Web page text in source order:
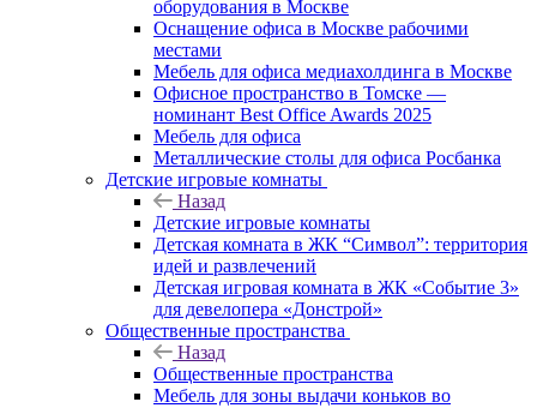
оборудования в Москве
Оснащение офиса в Москве рабочими
местами
Мебель для офиса медиахолдинга в Москве
Офисное пространство в Томске —
номинант Best Office Awards 2025
Мебель для офиса
Металлические столы для офиса Росбанка
Детские игровые комнаты
Назад
Детские игровые комнаты
Детская комната в ЖК “Символ”: территория
идей и развлечений
Детская игровая комната в ЖК «Событие 3»
для девелопера «Донстрой»
Общественные пространства
Назад
Общественные пространства
Мебель для зоны выдачи коньков во